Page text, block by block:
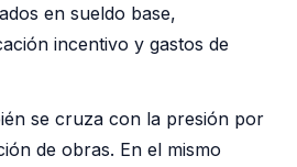
en sueldo base,
incentivo y gastos de
se cruza con la presión por
de obras. En el mismo